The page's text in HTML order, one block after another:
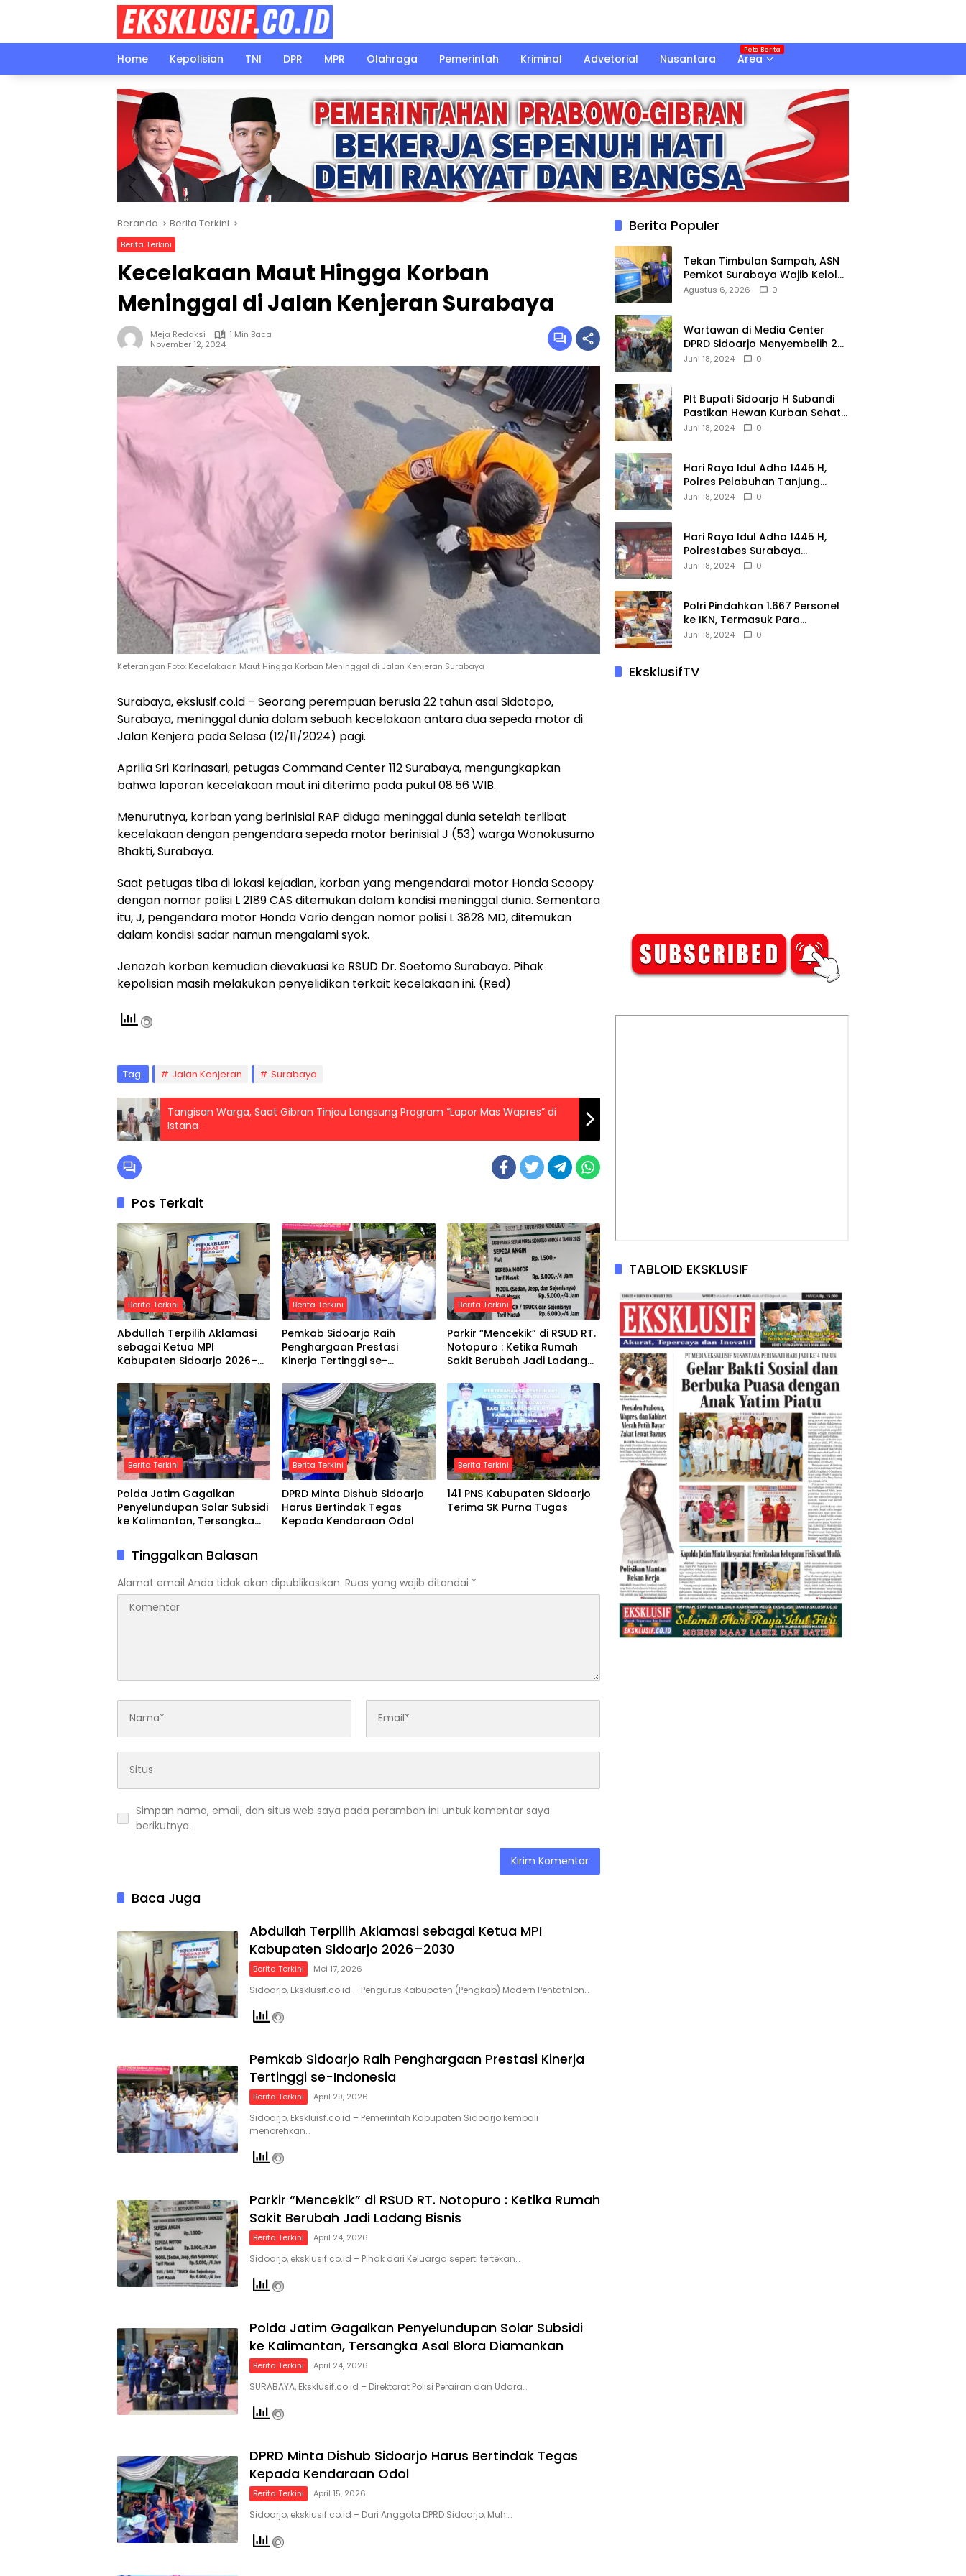
Home
Kepolisian TNI DPR MPR Olahraga Pemerintah Kriminal Advetorial Nusantara Area
Beranda Berita Terkini
Berita Terkini
Kecelakaan Maut Hingga Korban
Meninggal di Jalan Kenjeran Surabaya
Meja Redaksi
1 Min Baca
November 12, 2024
Keterangan Foto: Kecelakaan Maut Hingga Korban Meninggal di Jalan Kenjeran Surabaya
Surabaya, ekslusif.co.id – Seorang perempuan berusia 22 tahun asal Sidotopo,
Surabaya, meninggal dunia dalam sebuah kecelakaan antara dua sepeda motor di
Jalan Kenjera pada Selasa (12/11/2024) pagi.
Aprilia Sri Karinasari, petugas Command Center 112 Surabaya, mengungkapkan
bahwa laporan kecelakaan maut ini diterima pada pukul 08.56 WIB.
Menurutnya, korban yang berinisial RAP diduga meninggal dunia setelah terlibat
kecelakaan dengan pengendara sepeda motor berinisial J (53) warga Wonokusumo
Bhakti, Surabaya.
Saat petugas tiba di lokasi kejadian, korban yang mengendarai motor Honda Scoopy
dengan nomor polisi L 2189 CAS ditemukan dalam kondisi meninggal dunia. Sementara
itu, J, pengendara motor Honda Vario dengan nomor polisi L 3828 MD, ditemukan
dalam kondisi sadar namun mengalami syok.
Jenazah korban kemudian dievakuasi ke RSUD Dr. Soetomo Surabaya. Pihak
kepolisian masih melakukan penyelidikan terkait kecelakaan ini. (Red)
Tag: Jalan Kenjeran Surabaya
Tangisan Warga, Saat Gibran Tinjau Langsung Program “Lapor Mas Wapres” di
Istana
Pos Terkait
Berita Terkini
Abdullah Terpilih Aklamasi
sebagai Ketua MPI
Kabupaten Sidoarjo 2026–
Berita Terkini
Pemkab Sidoarjo Raih
Penghargaan Prestasi
Kinerja Tertinggi se-
Berita Terkini
Parkir “Mencekik” di RSUD RT.
Notopuro : Ketika Rumah
Sakit Berubah Jadi Ladang
Berita Terkini
Polda Jatim Gagalkan
Penyelundupan Solar Subsidi
ke Kalimantan, Tersangka
Berita Terkini
DPRD Minta Dishub Sidoarjo
Harus Bertindak Tegas
Kepada Kendaraan Odol
Berita Terkini
141 PNS Kabupaten Sidoarjo
Terima SK Purna Tugas
Tinggalkan Balasan
Alamat email Anda tidak akan dipublikasikan. Ruas yang wajib ditandai *
Simpan nama, email, dan situs web saya pada peramban ini untuk komentar saya
berikutnya.
Baca Juga
Abdullah Terpilih Aklamasi sebagai Ketua MPI
Kabupaten Sidoarjo 2026–2030
Berita Terkini Mei 17, 2026
Sidoarjo, Eksklusif.co.id – Pengurus Kabupaten (Pengkab) Modern Pentathlon…
Pemkab Sidoarjo Raih Penghargaan Prestasi Kinerja
Tertinggi se-Indonesia
Berita Terkini April 29, 2026
Sidoarjo, Ekskluisf.co.id – Pemerintah Kabupaten Sidoarjo kembali
menorehkan…
Parkir “Mencekik” di RSUD RT. Notopuro : Ketika Rumah
Sakit Berubah Jadi Ladang Bisnis
Berita Terkini April 24, 2026
Sidoarjo, eksklusif.co.id – Pihak dari Keluarga seperti tertekan…
Polda Jatim Gagalkan Penyelundupan Solar Subsidi
ke Kalimantan, Tersangka Asal Blora Diamankan
Berita Terkini April 24, 2026
SURABAYA, Eksklusif.co.id – Direktorat Polisi Perairan dan Udara…
DPRD Minta Dishub Sidoarjo Harus Bertindak Tegas
Kepada Kendaraan Odol
Berita Terkini April 15, 2026
Sidoarjo, eksklusif.co.id – Dari Anggota DPRD Sidoarjo, Muh….
Berita Populer
Tekan Timbulan Sampah, ASN
Pemkot Surabaya Wajib Kelola
Sampah Organik dari Rumah
Agustus 6, 2026 0
Wartawan di Media Center
DPRD Sidoarjo Menyembelih 2
Ekor Kambing
Juni 18, 2024 0
Plt Bupati Sidoarjo H Subandi
Pastikan Hewan Kurban Sehat
dan Aman
Juni 18, 2024 0
Hari Raya Idul Adha 1445 H,
Polres Pelabuhan Tanjung
Perak Salurkan 49 Hewan
Juni 18, 2024 0
Hari Raya Idul Adha 1445 H,
Polrestabes Surabaya
Menerima dan Menyalurkan
Juni 18, 2024 0
Polri Pindahkan 1.667 Personel
ke IKN, Termasuk Para
Jenderal.
Juni 18, 2024 0
EksklusifTV
TABLOID EKSKLUSIF